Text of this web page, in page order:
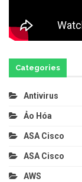
Categories
Antivirus
Ảo Hóa
ASA Cisco
ASA Cisco
AWS